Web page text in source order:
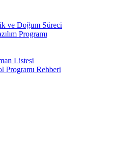
ve Doğum Süreci
Programı
Listesi
Programı Rehberi